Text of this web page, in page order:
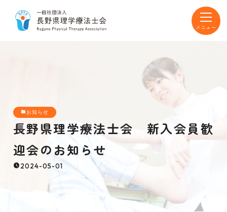
toggle
お知らせ
長野県理学療法士会 新入会員歓
迎会のお知らせ
2024-05-01